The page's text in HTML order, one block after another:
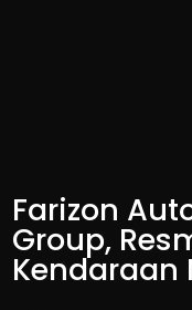
Farizon
Group,
Kendaraan